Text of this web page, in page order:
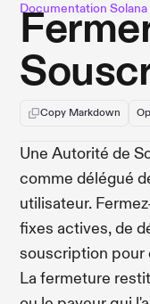
Documentation Solana
Copy Markdown
Une Autorité de
comme délégué
utilisateur.
fixes actives, de
souscription pour
La fermeture